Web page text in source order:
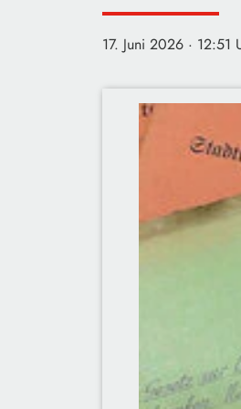
17. Juni 2026 · 12:51